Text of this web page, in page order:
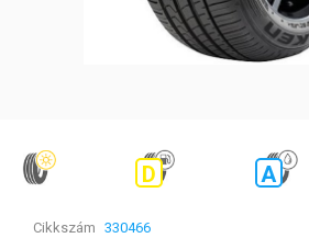
D A
Cikkszám 330466